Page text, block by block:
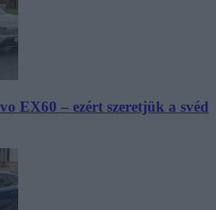
EX60 – ezért szeretjük a svéd